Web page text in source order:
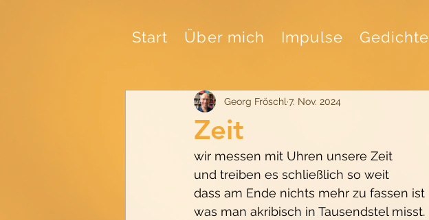
Start Über mich Impulse Gedichte
Zeit
Georg Fröschl 7. Nov. 2024
wir messen mit Uhren unsere Zeit
und treiben es schließlich so weit
dass am Ende nichts mehr zu fassen ist
was man akribisch in Tausendstel misst.